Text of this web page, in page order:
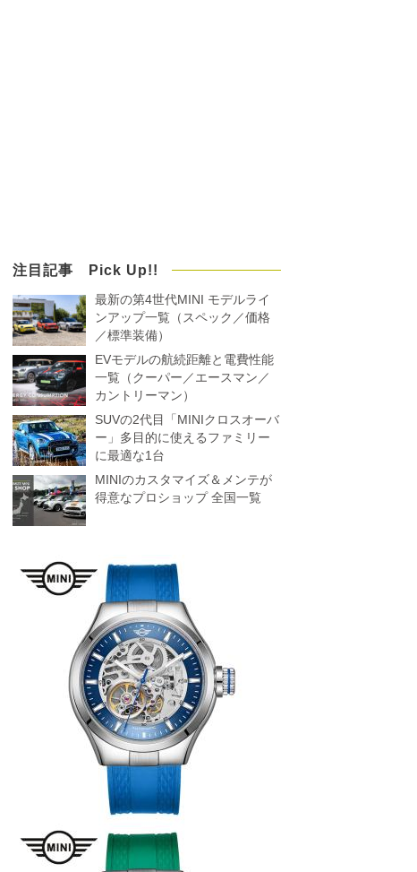
注目記事 Pick Up!!
最新の第4世代MINI モデルライ
ンアップ一覧（スペック／価格
／標準装備）
EVモデルの航続距離と電費性能
一覧（クーパー／エースマン／
カントリーマン）
SUVの2代目「MINIクロスオーバ
ー」多目的に使えるファミリー
に最適な1台
MINIのカスタマイズ＆メンテが
得意なプロショップ 全国一覧